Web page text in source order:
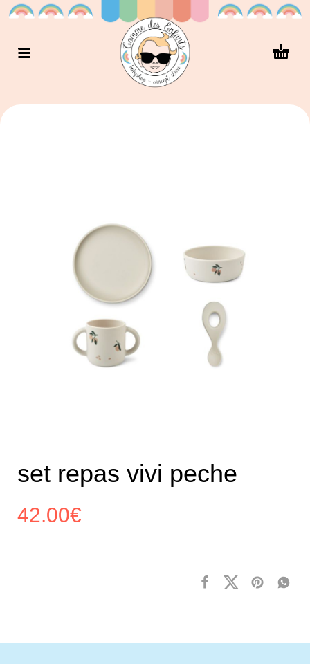
set repas vivi peche
42.00€